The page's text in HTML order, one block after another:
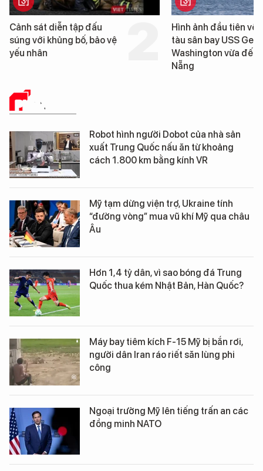
Cảnh sát diễn tập đấu
súng với khủng bố, bảo vệ
yếu nhân
Hình ảnh đầu tiên về
tàu sân bay USS
Washington vừa đến
Nẵng
PHÂN TÍCH
Robot hình người Dobot của nhà sản
xuất Trung Quốc nấu ăn từ khoảng
cách 1.800 km bằng kính VR
Mỹ tạm dừng viện trợ, Ukraine tính
“đường vòng” mua vũ khí Mỹ qua châu
Âu
Hơn 1,4 tỷ dân, vì sao bóng đá Trung
Quốc thua kém Nhật Bản, Hàn Quốc?
Máy bay tiêm kích F-15 Mỹ bị bắn rơi,
người dân Iran ráo riết săn lùng phi
công
Ngoại trưởng Mỹ lên tiếng trấn an các
đồng minh NATO